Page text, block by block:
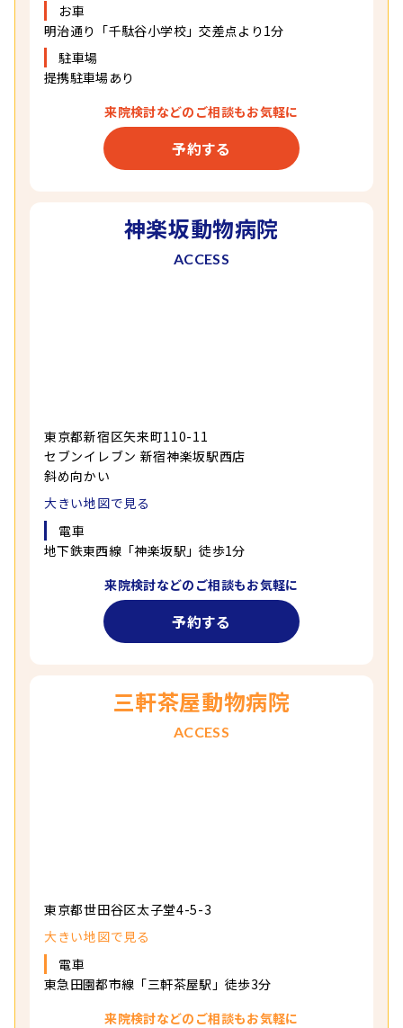
お車
明治通り 「千駄谷小学校」交差点より1分
駐車場
提携駐車場あり
来院検討などの ご相談もお気軽に
予約する
神楽坂動物病院
ACCESS
東京都新宿区矢来町110-11
セブンイレブン 新宿神楽坂駅西店
斜め向かい
大きい地図で見る
電車
地下鉄東西線「神楽坂駅」徒歩1分
来院検討などの ご相談もお気軽に
予約する
三軒茶屋動物病院
ACCESS
東京都世田谷区太子堂4-5-3
大きい地図で見る
電車
東急田園都市線「三軒茶屋駅」徒歩3分
来院検討などの ご相談もお気軽に